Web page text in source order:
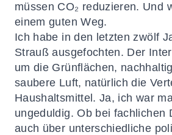
müssen CO₂ reduzieren. Und
einem guten Weg.
Ich habe in den letzten zwölf
Strauß ausgefochten. Der
um die Grünflächen,
saubere Luft, natürlich die
Haushaltsmittel. Ja, ich war
ungeduldig. Ob bei fachlichen
auch über unterschiedliche